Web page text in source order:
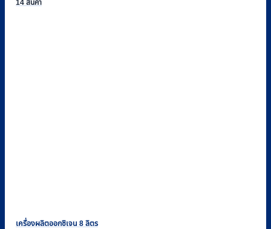
14 สินค้า
เครื่องผลิตออกซิเจน 8 ลิตร